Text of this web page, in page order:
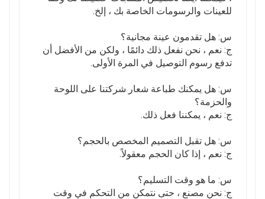
للعينات والرسومات الخاصة بك ، إلخ.
س: هل تقدمون عينة مجانية؟
ج: نعم ، نحن نفعل ذلك دائمًا ، ولكن من الأفضل أن
تدفع رسوم التوصيل في المرة الأولى.
س: هل يمكنك طباعة شعار شركتنا على اللوحة
والحزمة؟
ج: نعم ، يمكننا فعل ذلك.
س: هل تقبل التصميم المخصص بالحجم؟
ج: نعم ، إذا كان الحجم معقولاً.
س: ما هو وقت التسليم؟
ج: نحن مصنع ، حتى نتمكن من التحكم في وقت